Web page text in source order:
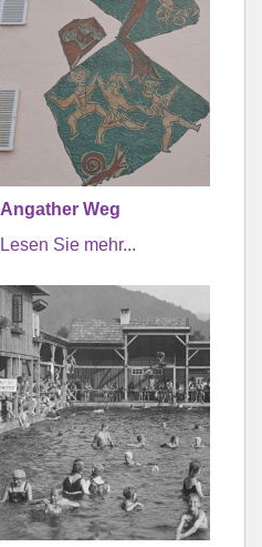
Angather Weg
Lesen Sie mehr...